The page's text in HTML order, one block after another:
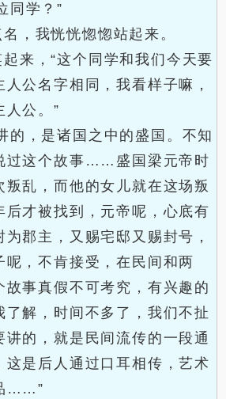
同学？”
，我恍恍惚惚站起来。
来，“这个同学和我们今天要
公名字相同，我看样子嘛，
人公。”
的，是诸国之中的盛国。不知
过这个故事……盛国梁元帝时
叛乱，而他的女儿就在这场叛
后才被找到，元帝呢，心底有
郡主，又赐宅邸又赐封号，
呢，不肯接受，在民间和两
事真假不可考究，有兴趣的
了解，时间不多了，我们不扯
讲的，就是民间流传的一段通
这是后人通过口耳相传，艺术
……”